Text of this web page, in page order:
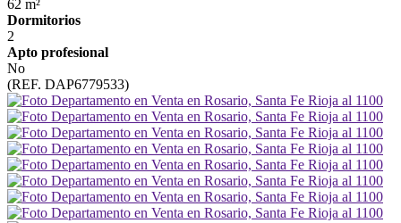
62 m²
Dormitorios
2
Apto profesional
No
(REF. DAP6779533)